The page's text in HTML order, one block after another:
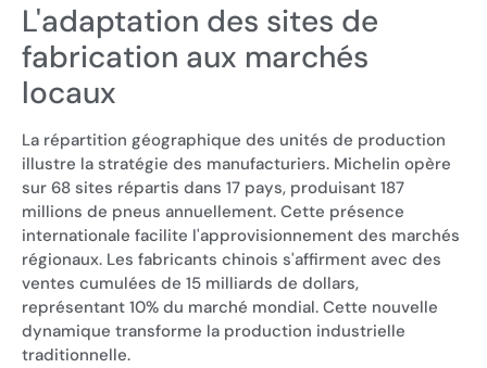
L'adaptation des sites de
fabrication aux marchés
locaux
La répartition géographique des unités de production
illustre la stratégie des manufacturiers. Michelin opère
sur 68 sites répartis dans 17 pays, produisant 187
millions de pneus annuellement. Cette présence
internationale facilite l'approvisionnement des marchés
régionaux. Les fabricants chinois s'affirment avec des
ventes cumulées de 15 milliards de dollars,
représentant 10% du marché mondial. Cette nouvelle
dynamique transforme la production industrielle
traditionnelle.